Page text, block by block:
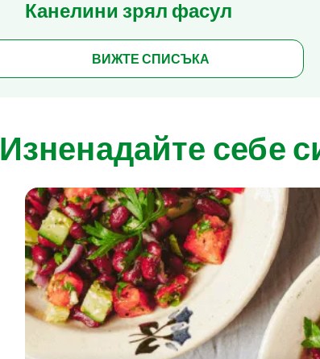
Канелини зрял фасул
ВИЖТЕ СПИСЪКА
Изненадайте себе